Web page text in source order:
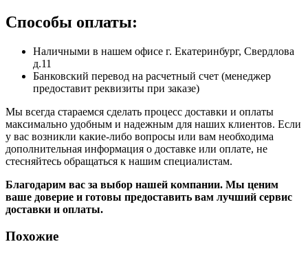
Способы оплаты:
Наличными в нашем офисе г. Екатеринбург, Свердлова
д.11
Банковский перевод на расчетный счет (менеджер
предоставит реквизиты при заказе)
Мы всегда стараемся сделать процесс доставки и оплаты
максимально удобным и надежным для наших клиентов. Если
у вас возникли какие-либо вопросы или вам необходима
дополнительная информация о доставке или оплате, не
стесняйтесь обращаться к нашим специалистам.
Благодарим вас за выбор нашей компании. Мы ценим
ваше доверие и готовы предоставить вам лучший сервис
доставки и оплаты.
Похожие